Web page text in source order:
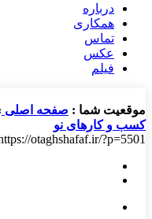
درباره
همکاری
تماس
عکس
فیلم
موقعیت شما : صفحه اصلی
کسب و کارهای نو
otaghshafaf.ir/?p=5501